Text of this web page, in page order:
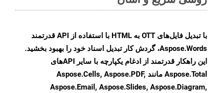
با تبدیل فایل‌های OTT به HTML با استفاده از API قدرتمند
Aspose.Words، گردش کار تبدیل اسناد خود را بهبود بخشید.
این راهکار قدرتمند از ادغام یکپارچه با سایر APIهای
Aspose.Total مانند Aspose.Cells, Aspose.PDF,
Aspose.Email, Aspose.Slides, Aspose.Diagram,